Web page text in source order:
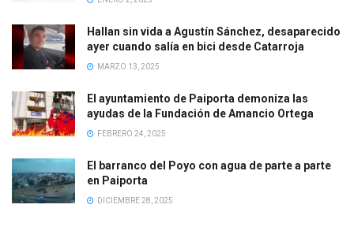
Hallan sin vida a Agustín Sánchez, desaparecido
ayer cuando salía en bici desde Catarroja
MARZO 13, 2025
El ayuntamiento de Paiporta demoniza las
ayudas de la Fundación de Amancio Ortega
FEBRERO 24, 2025
El barranco del Poyo con agua de parte a parte
en Paiporta
DICIEMBRE 28, 2025